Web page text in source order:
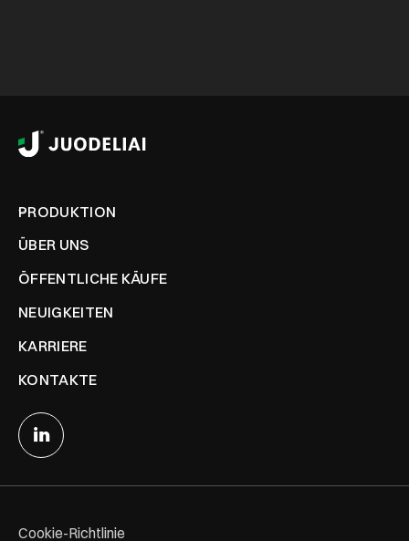
PRODUKTION
ÜBER UNS
ÖFFENTLICHE KÄUFE
NEUIGKEITEN
KARRIERE
KONTAKTE
Cookie-Richtlinie